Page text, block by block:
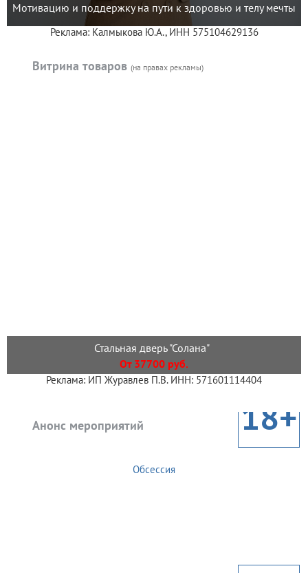
Мотивацию и поддержку на пути к здоровью и телу мечты
Реклама: Калмыкова Ю.А., ИНН 575104629136
Витрина товаров (на правах рекламы)
Стальная дверь "Солана"
От 37700 руб.
Реклама: ИП Журавлев П.В. ИНН: 571601114404
Анонс мероприятий 18+
Обсессия